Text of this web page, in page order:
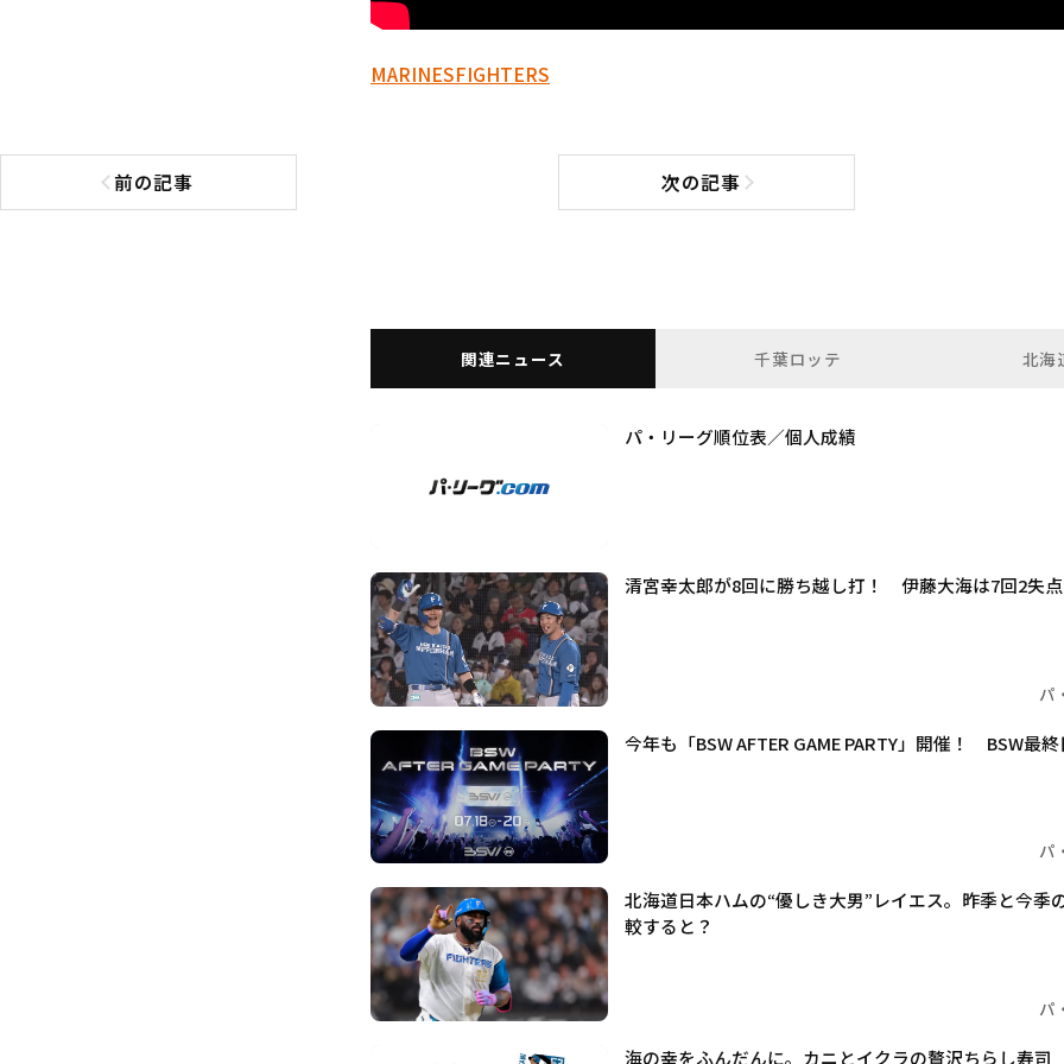
MARINESFIGHTERS
前の記事
前の記事へ 次の記事次の記事へ
関連ニュース 千葉ロッテ 北海
パ・リーグ順位表／個人成績
清宮幸太郎が8回に勝ち越し打！ 伊藤大海は7回2失
パ
今年も「BSW AFTER GAME PARTY」開催！ BSW最
パ
北海道日本ハムの“優しき大男”レイエス。昨季と今季
較すると？
パ
海の幸をふんだんに。カニとイクラの贅沢ちらし寿司